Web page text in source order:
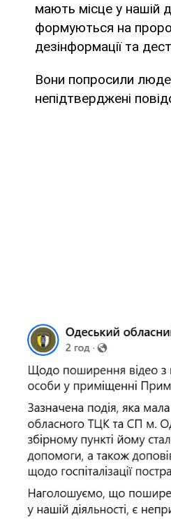
мають місце у нашій
формуються на
дезінформації та
Вони попросили
непідтверджені